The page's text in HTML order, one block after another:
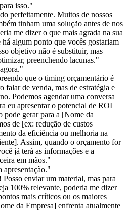
isso."
perfeitamente. Muitos de nossos
tinham uma solução antes de nos
me dizer o que mais agrada na sua
há algum ponto que vocês gostariam
objetivo não é substituir, mas
preenchendo lacunas."
que o timing orçamentário é
falar de venda, mas de estratégia e
Podemos agendar uma conversa
eu apresentar o potencial de ROI
pode gerar para a [Nome da
de [ex: redução de custos
da eficiência ou melhoria na
Assim, quando o orçamento for
já terá as informações e a
em mãos."
enviar um material, mas para
100% relevante, poderia me dizer
mais críticos ou os maiores
da Empresa] enfrenta atualmente